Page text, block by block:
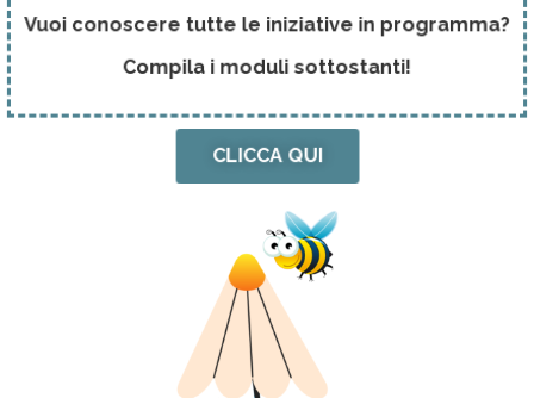
conoscere tutte le iniziative in
Compila i moduli sottostanti!
CLICCA QUI